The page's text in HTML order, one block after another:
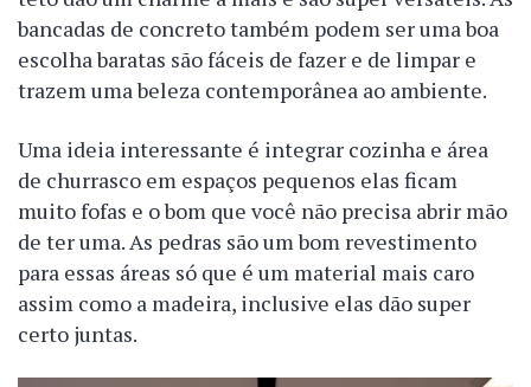
bancadas de concreto também podem ser uma boa
escolha baratas são fáceis de fazer e de limpar e
trazem uma beleza contemporânea ao ambiente.
Uma ideia interessante é integrar cozinha e área
de churrasco em espaços pequenos elas ficam
muito fofas e o bom que você não precisa abrir mão
de ter uma. As pedras são um bom revestimento
para essas áreas só que é um material mais caro
assim como a madeira, inclusive elas dão super
certo juntas.